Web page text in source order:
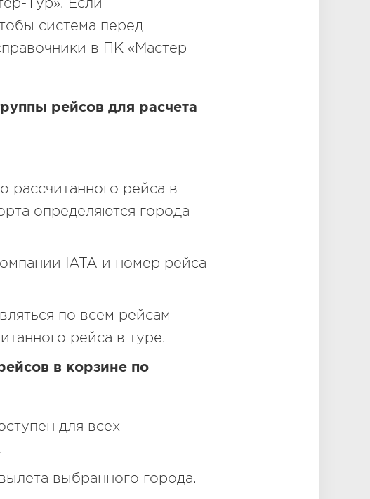
система перед
в ПК «Мастер-
рейсов для расчета
рассчитанного рейса в
определяются города
IATA и номер рейса
по всем рейсам
рейса в туре.
в корзине по
для всех
выбранного города.